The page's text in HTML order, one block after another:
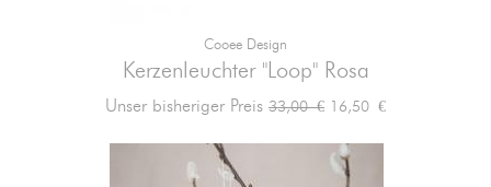
Cooee Design
Kerzenleuchter "Loop" Rosa
Unser bisheriger Preis Verkaufspreis
33,00 € Preis
16,50 €